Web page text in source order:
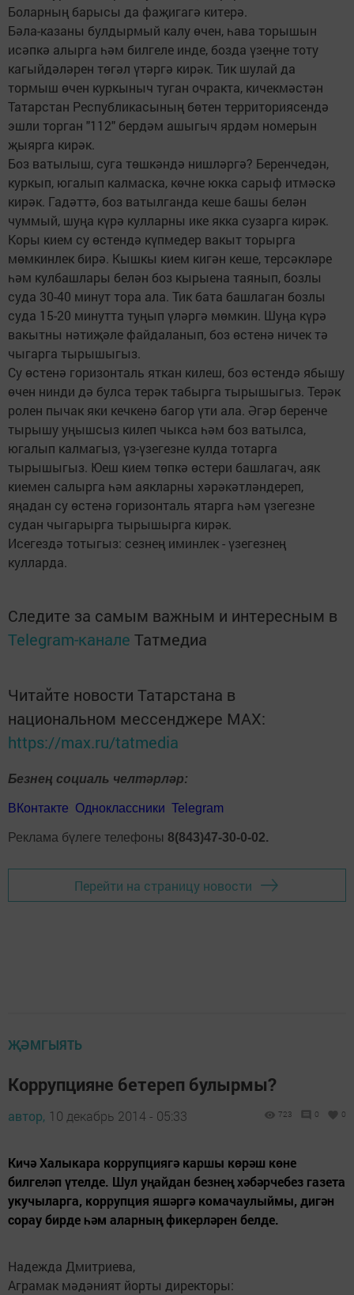
Боларның барысы да фаҗигагә китерә.
Бәла-казаны булдырмый калу өчен, һава торышын
исәпкә алырга һәм билгеле инде, бозда үзеңне тоту
кагыйдәләрен төгәл үтәргә кирәк. Тик шулай да
тормыш өчен куркыныч туган очракта, кичекмәстән
Татарстан Республикасының бөтен территориясендә
эшли торган "112" бердәм ашыгыч ярдәм номерын
җыярга кирәк.
Боз ватылыш, суга төшкәндә нишләргә? Беренчедән,
куркып, югалып калмаска, көчне юкка сарыф итмәскә
кирәк. Гадәттә, боз ватылганда кеше башы белән
чуммый, шуңа күрә кулларны ике якка сузарга кирәк.
Коры кием су өстендә күпмедер вакыт торырга
мөмкинлек бирә. Кышкы кием кигән кеше, терсәкләре
һәм кулбашлары белән боз кырыена таянып, бозлы
суда 30-40 минут тора ала. Тик бата башлаган бозлы
суда 15-20 минутта туңып үләргә мөмкин. Шуңа күрә
вакытны нәтиҗәле файдаланып, боз өстенә ничек тә
чыгарга тырышыгыз.
Су өстенә горизонталь яткан килеш, боз өстендә ябышу
өчен нинди дә булса терәк табырга тырышыгыз. Терәк
ролен пычак яки кечкенә багор үти ала. Әгәр беренче
тырышу уңышсыз килеп чыкса һәм боз ватылса,
югалып калмагыз, үз-үзегезне кулда тотарга
тырышыгыз. Юеш кием төпкә өстери башлагач, аяк
киемен салырга һәм аякларны хәрәкәтләндереп,
яңадан су өстенә горизонталь ятарга һәм үзегезне
судан чыгарырга тырышырга кирәк.
Исегездә тотыгыз: сезнең иминлек - үзегезнең
кулларда.
Следите за самым важным и интересным в
Telegram-канале Татмедиа
Читайте новости Татарстана в
национальном мессенджере MАХ:
https://max.ru/tatmedia
Безнең социаль челтәрләр:
ВКонтакте Одноклассники Telegram
Реклама бүлеге телефоны 8(843)47-30-0-02.
Перейти на страницу новости
ҖӘМГЫЯТЬ
Коррупцияне бетереп булырмы?
автор, 10 декабрь 2014 - 05:33 723 0 0
Кичә Халыкара коррупциягә каршы көрәш көне
билгеләп үтелде. Шул уңайдан безнең хәбәрчебез газета
укучыларга, коррупция яшәргә комачаулыймы, дигән
сорау бирде һәм аларның фикерләрен белде.
Надежда Дмитриева,
Аграмак мәдәният йорты директоры: